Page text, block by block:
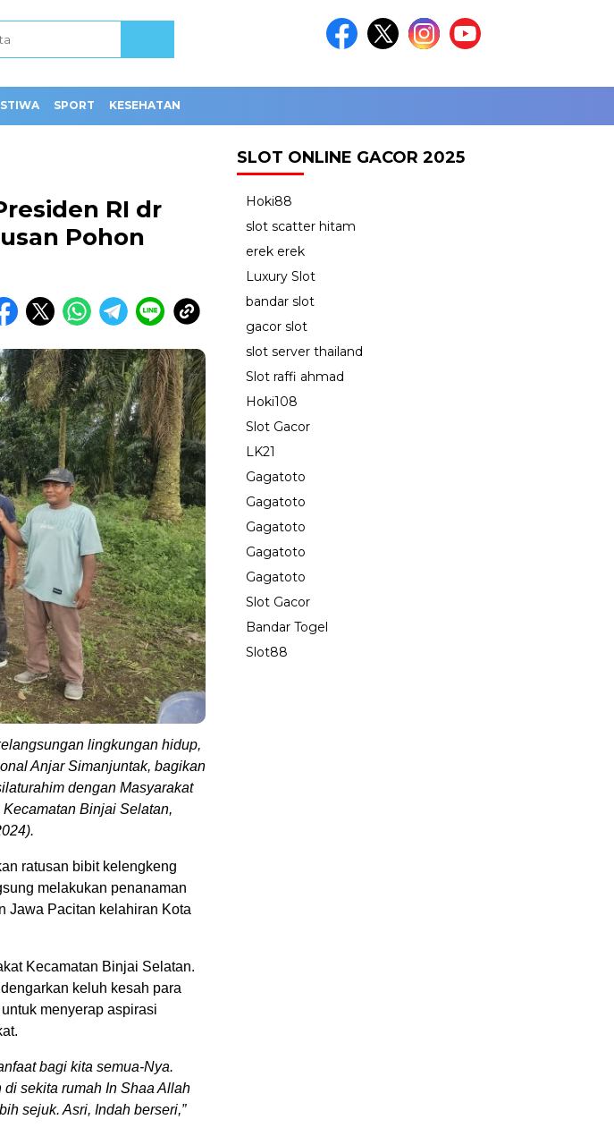
SPORT KESEHATAN
RI dr
Pohon
lingkungan hidup,
Anjar Simanjuntak, bagikan
dengan Masyarakat
Binjai Selatan,
ratusan bibit kelengkeng
melakukan penanaman
Jawa Pacitan kelahiran Kota
Kecamatan Binjai Selatan.
keluh kesah para
menyerap aspirasi
bagi kita semua-Nya.
sekita rumah In Shaa Allah
sejuk. Asri, Indah berseri,”
SLOT ONLINE GACOR 2025
Hoki88
slot scatter hitam
erek erek
Luxury Slot
bandar slot
gacor slot
slot server thailand
Slot raffi ahmad
Hoki108
Slot Gacor
LK21
Gagatoto
Gagatoto
Gagatoto
Gagatoto
Gagatoto
Slot Gacor
Bandar Togel
Slot88